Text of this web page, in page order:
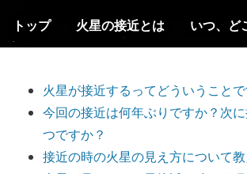
トップ 火星の接近とは いつ、ど
火星が接近するってどういうことで
今回の接近は何年ぶりですか？次
つですか？
接近の時の火星の見え方について教